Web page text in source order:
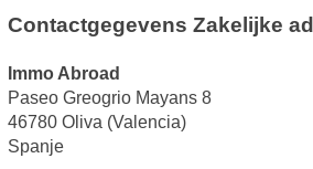
Contactgegevens Zakelijke
Immo Abroad
Paseo Greogrio Mayans 8
46780 Oliva (Valencia)
Spanje